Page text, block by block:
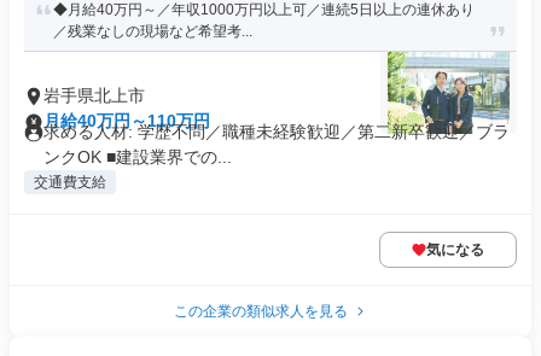
◆月給40万円～／年収1000万円以上可／連続5日以上の連休あり
／残業なしの現場など希望考...
岩手県北上市
月給40万円～110万円
求める人材: 学歴不問／職種未経験歓迎／第二新卒歓迎／ブラ
ンクOK ■建設業界での...
交通費支給
気になる
この企業の類似求人を見る